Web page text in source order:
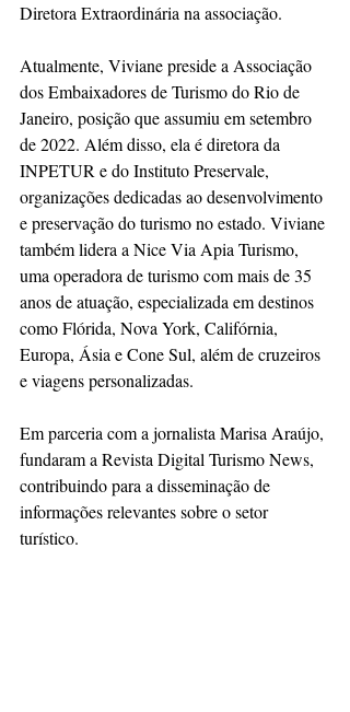
Diretora Extraordinária na associação.
Atualmente, Viviane preside a Associação
dos Embaixadores de Turismo do Rio de
Janeiro, posição que assumiu em setembro
de 2022. Além disso, ela é diretora da
INPETUR e do Instituto Preservale,
organizações dedicadas ao desenvolvimento
e preservação do turismo no estado. Viviane
também lidera a Nice Via Apia Turismo,
uma operadora de turismo com mais de 35
anos de atuação, especializada em destinos
como Flórida, Nova York, Califórnia,
Europa, Ásia e Cone Sul, além de cruzeiros
e viagens personalizadas.
Em parceria com a jornalista Marisa Araújo,
fundaram a Revista Digital Turismo News,
contribuindo para a disseminação de
informações relevantes sobre o setor
turístico.